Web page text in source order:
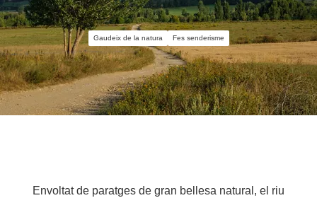
Gaudeix de la natura Fes senderisme
Envoltat de paratges de gran bellesa natural, el riu